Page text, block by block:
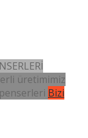
üretimimiz
Bizi